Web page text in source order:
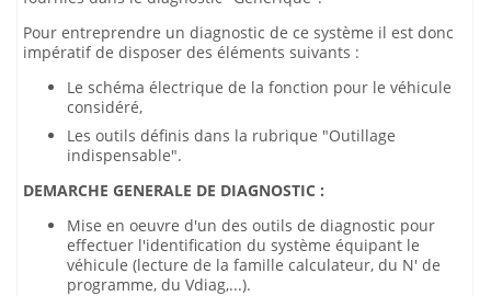
Pour entreprendre un diagnostic de ce système il est donc
impératif de disposer des éléments suivants :
Le schéma électrique de la fonction pour le véhicule
considéré,
Les outils définis dans la rubrique "Outillage
indispensable".
DEMARCHE GENERALE DE DIAGNOSTIC :
Mise en oeuvre d'un des outils de diagnostic pour
effectuer l'identification du système équipant le
véhicule (lecture de la famille calculateur, du N' de
programme, du Vdiag,...).